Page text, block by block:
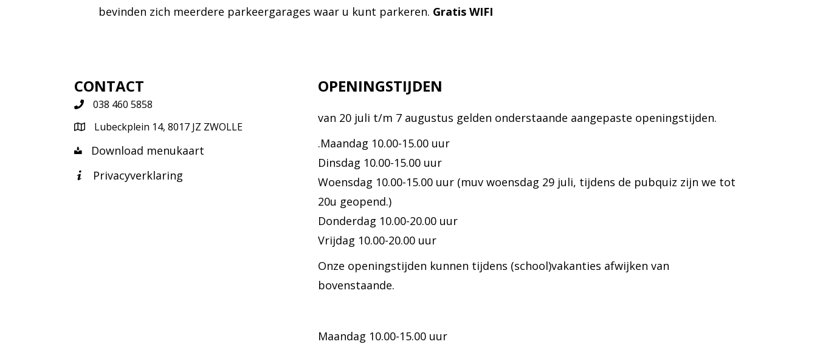
bevinden zich meerdere parkeergarages waar u kunt parkeren. Gratis WIFI
CONTACT
038 460 5858
Lubeckplein 14, 8017 JZ ZWOLLE
Download menukaart
Privacyverklaring
OPENINGSTIJDEN
van 20 juli t/m 7 augustus gelden onderstaande aangepaste openingstijden.
.Maandag 10.00-15.00 uur
Dinsdag 10.00-15.00 uur
Woensdag 10.00-15.00 uur (muv woensdag 29 juli, tijdens de pubquiz zijn we tot
20u geopend.)
Donderdag 10.00-20.00 uur
Vrijdag 10.00-20.00 uur
Onze openingstijden kunnen tijdens (school)vakanties afwijken van
bovenstaande.
Maandag 10.00-15.00 uur